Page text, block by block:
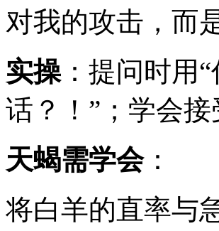
对我的攻击，而
实操：提问时用
话？！”；学会
天蝎需学会：
将白羊的直率与